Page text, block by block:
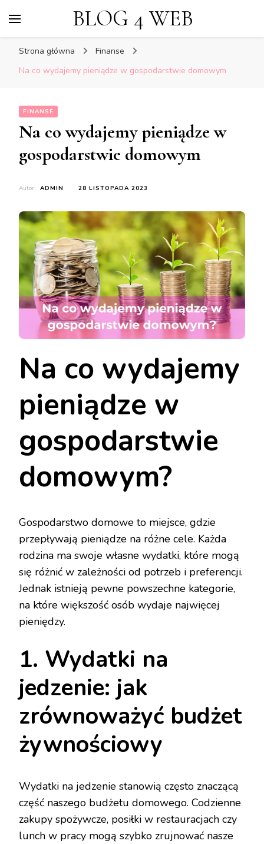
BLOG 4 WEB
Strona główna
Finanse
Na co wydajemy pieniądze w gospodarstwie domowym
FINANSE
Na co wydajemy pieniądze w
gospodarstwie domowym
Autor: ADMIN 28 LISTOPADA 2023
Na co wydajemy
pieniądze w
gospodarstwie
domowym?
Gospodarstwo domowe to miejsce, gdzie
przepływają pieniądze na różne cele. Każda
rodzina ma swoje własne wydatki, które mogą
się różnić w zależności od potrzeb i preferencji.
Jednak istnieją pewne powszechne kategorie,
na które większość osób wydaje najwięcej
pieniędzy.
1. Wydatki na
jedzenie: jak
zrównoważyć budżet
żywnościowy
Wydatki na jedzenie stanowią często znaczącą
część naszego budżetu domowego. Codzienne
zakupy spożywcze, posiłki w restauracjach czy
lunch w pracy mogą szybko zrujnować nasze